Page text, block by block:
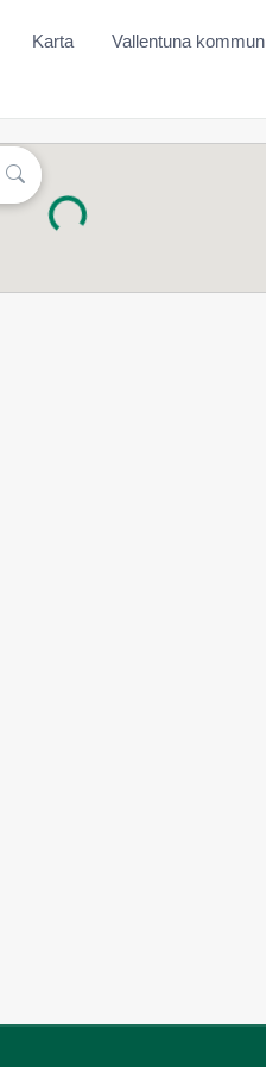
Karta Vallentuna kommun
Laddar...